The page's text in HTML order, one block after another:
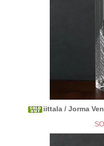
iittala / Jorma